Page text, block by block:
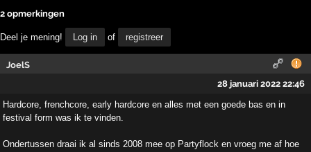
2 opmerkingen
Deel je mening! Log in of registreer
JoelS
28 januari 2022 22:46
Hardcore, frenchcore, early hardcore en alles met een goede bas en in
festival form was ik te vinden.
Ondertussen draai ik al sinds 2008 mee op Partyflock en vroeg me af hoe